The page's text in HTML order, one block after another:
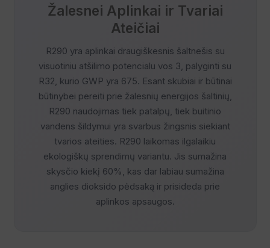
Žalesnei Aplinkai ir Tvariai
Ateičiai
R290 yra aplinkai draugiškesnis šaltnešis su
visuotiniu atšilimo potencialu vos 3, palyginti su
R32, kurio GWP yra 675. Esant skubiai ir būtinai
būtinybei pereiti prie žalesnių energijos šaltinių,
R290 naudojimas tiek patalpų, tiek buitinio
vandens šildymui yra svarbus žingsnis siekiant
tvarios ateities. R290 laikomas ilgalaikiu
ekologiškų sprendimų variantu. Jis sumažina
skysčio kiekį 60%, kas dar labiau sumažina
anglies dioksido pėdsaką ir prisideda prie
aplinkos apsaugos.